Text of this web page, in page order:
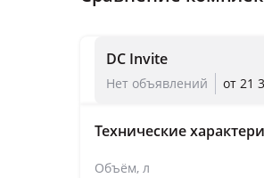
DC Invite
от 21
Нет объявлений
Технические
Объём, л